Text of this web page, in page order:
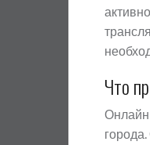
Что
Онлайн